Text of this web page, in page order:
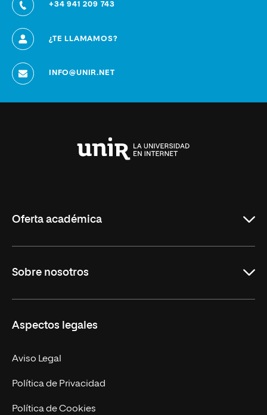
+34 941 209 743
¿TE LLAMAMOS?
INFO@UNIR.NET
Oferta académica
Másteres Oficiales
Doctorados
Experto Universitario
Postgrados
Cursos Universitarios
Sobre nosotros
Facultades
Nuestro Equipo
Trabaja en UNIR
Actualidad
Aspectos legales
Aviso Legal
Política de Privacidad
Política de Cookies